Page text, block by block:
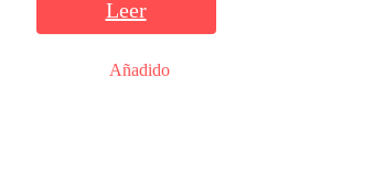
Leer
Añadido